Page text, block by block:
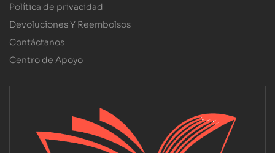
Política de privacidad
Devoluciones Y Reembolsos
Contáctanos
Centro de Apoyo